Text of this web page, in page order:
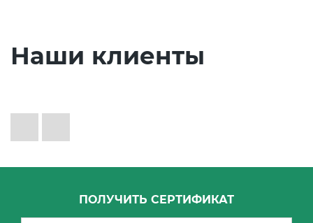
Наши клиенты
ПОЛУЧИТЬ СЕРТИФИКАТ